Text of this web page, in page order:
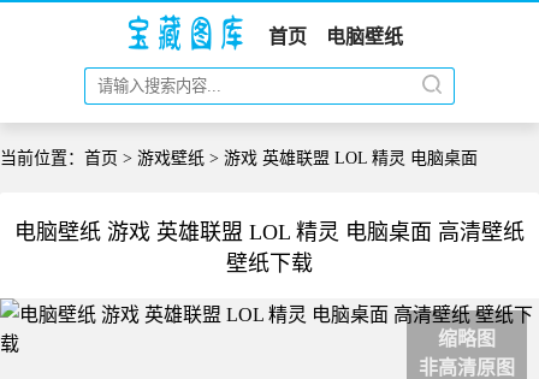
首页 电脑壁纸
当前位置： 首页 > 游戏壁纸 > 游戏 英雄联盟 LOL 精灵 电脑桌面
电脑壁纸 游戏 英雄联盟 LOL 精灵 电脑桌面 高清壁纸
壁纸下载
缩略图
非高清原图